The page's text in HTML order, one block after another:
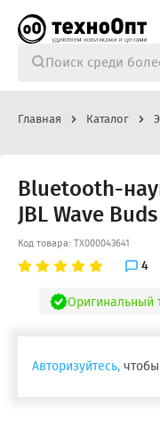
Главная Каталог
Bluetooth-
JBL Wave
Код товара: ТХ000043641
4
Оригинальный
Авторизуйтесь,